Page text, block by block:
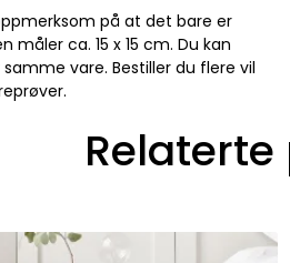
på at det bare er
måler ca. 15 x 15 cm. Du kan
vare. Bestiller du flere vil